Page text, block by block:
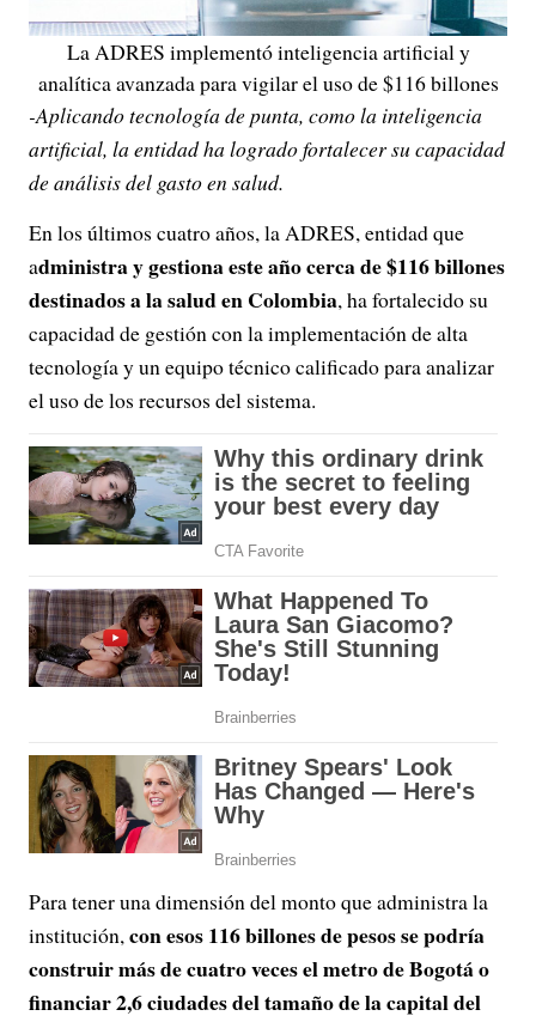
La ADRES implementó inteligencia artificial y
analítica avanzada para vigilar el uso de $116 billones
-Aplicando tecnología de punta, como la inteligencia
artificial, la entidad ha logrado fortalecer su capacidad
de análisis del gasto en salud.
En los últimos cuatro años, la ADRES, entidad que
administra y gestiona este año cerca de $116 billones
destinados a la salud en Colombia, ha fortalecido su
capacidad de gestión con la implementación de alta
tecnología y un equipo técnico calificado para analizar
el uso de los recursos del sistema.
Para tener una dimensión del monto que administra la
institución,con esos 116 billones de pesos se podría
construir más de cuatro veces el metro de Bogotá o
financiar 2,6 ciudades del tamaño de la capital del